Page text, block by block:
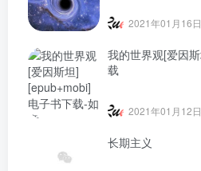
2021年01月16
我的世界观[爱因
载
2021年01月12
长期主义